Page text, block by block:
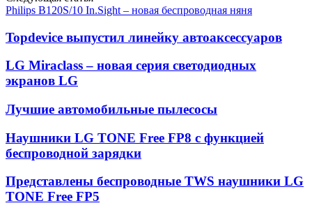
Philips B120S/10 In.Sight – новая беспроводная няня
Topdevice выпустил линейку автоаксессуаров
LG Miraclass – новая серия светодиодных
экранов LG
Лучшие автомобильные пылесосы
Наушники LG TONE Free FP8 с функцией
беспроводной зарядки
Представлены беспроводные TWS наушники LG
TONE Free FP5